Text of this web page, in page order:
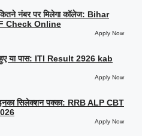
नंबर पर मिलेगा कॉलेज: Bihar
Check Online
Apply Now
या पास: ITI Result 2926 kab
Apply Now
सिलेक्शन पक्का: RRB ALP CBT
Apply Now